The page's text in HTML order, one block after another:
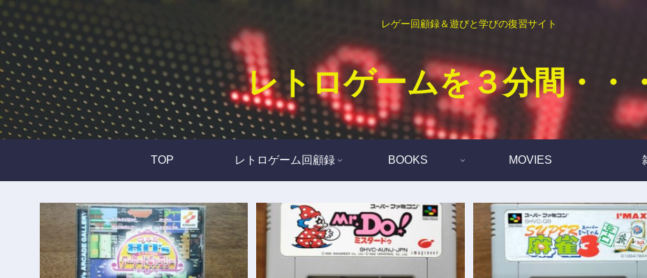
レゲー回顧録＆遊びと学びの復習サイト
レトロゲームを３分間・・
TOP レトロゲーム回顧録 BOOKS MOVIES